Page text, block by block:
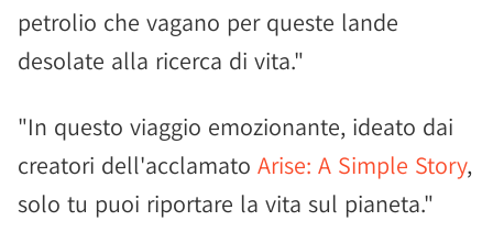
petrolio che vagano per queste lande
desolate alla ricerca di vita."
"In questo viaggio emozionante, ideato dai
creatori dell'acclamato Arise: A Simple Story,
solo tu puoi riportare la vita sul pianeta."